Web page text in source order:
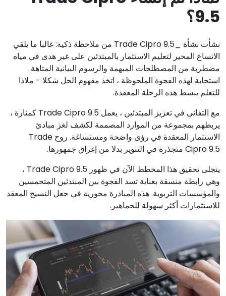
9.5؟
نشأت نشأة _Trade Cipro 9.5 من ملاحظة ذكية: غالبا ما يلقي
الاتساع المحير لتعليم الاستثمار بالمبتدئين على غير هدى في مياه
مضطربة من المصطلحات المبهمة والرسوم البيانية المتاهة.
استجابة لهذه الفجوة الملحوظة ، اتخذ مفهوم الحل شكلا - ملاذا
للتعلم يبسط هذه الرحلة المعقدة.
مع التفاني في تعزيز المبتدئين ، يعمل Trade Cipro 9.5 كمنارة ،
يربطهم بمجموعة من الموارد المصممة لكشف لغز مبادئ
الاستثمار المعقدة في رؤى واضحة ومستساغة. روح Trade
Cipro 9.5 متجذرة في التنوير بدلا من إغراق جمهورها.
يتجلى تحقيق هذا المخطط الآن في ظهور Trade Cipro 9.5 ،
وهي رابطة منسقة بعناية تسد الفجوة بين المبتدئين المتحمسين
والمؤسسات التربوية. هذه المبادرة محورية في جعل النسيج المعقد
للاستثمارات أكثر سهولة للجماهير.